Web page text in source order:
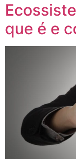
que é e